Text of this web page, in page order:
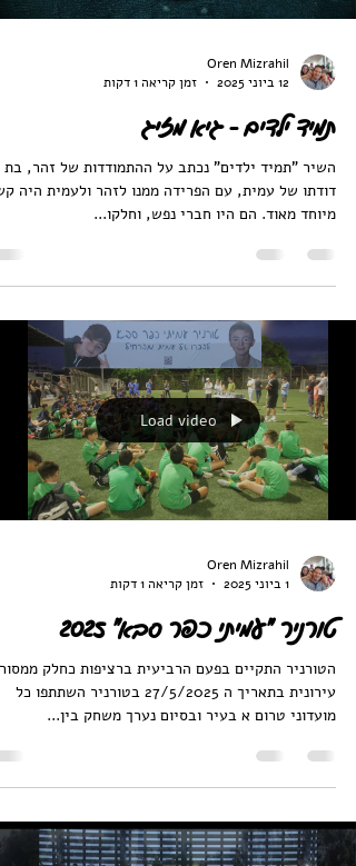
Oren Mizrahil
12 ביוני 2025
זמן קריאה 1 דקות
תמיד ילדים - גיא מזיג
השיר "תמיד ילדים" נכתב על ההתמודדות של זהר, בת
דודתו של עמית, עם הפרידה ממנו לזהר ולעמית היה
מיוחד מאוד. הם היו חברי נפש, וחלקו...
Load video
Oren Mizrahil
1 ביוני 2025
זמן קריאה 1 דקות
טורניר "עמיתי כפר סבא" 2025
הטורניר התקיים בפעם הרביעית ברציפות כחלק
עירונית בתאריך ה 27/5/2025 בטורניר השתתפו כל
מועדוני טרום א בעיר ובסיום נערך משחק בין...